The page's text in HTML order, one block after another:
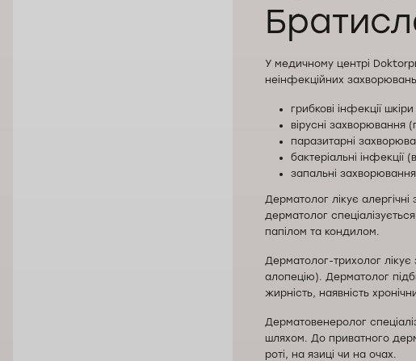
У медичному центрі
неінфекційних
грибкові інфекції шкіри
вірусні захворювання
паразитарні
бактеріальні
запальні
Дерматолог лікує
дерматолог
папілом та кондилом.
Дерматолог-трихолог
алопецію). Дерматолог
жирність, наявність
Дерматовенеролог
шляхом. До приватного
роті, на язиці чи на очах.